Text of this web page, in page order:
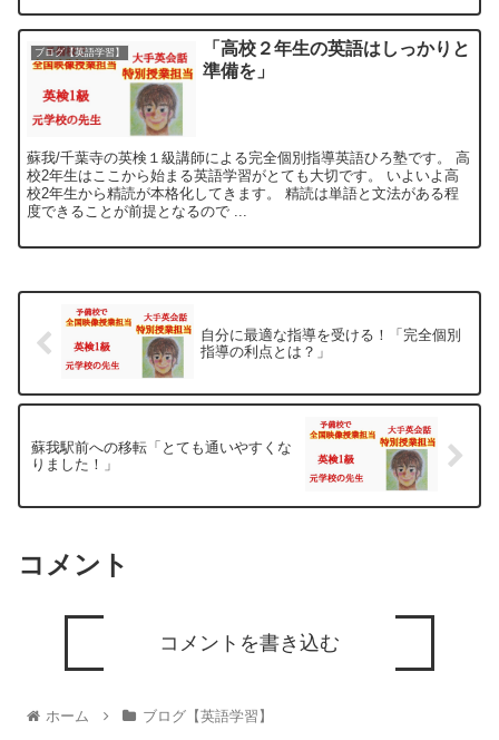
ブログ【英語学習】
「高校２年生の英語はしっかりと
準備を」
蘇我/千葉寺の英検１級講師による完全個別指導英語ひろ塾です。 高
校2年生はここから始まる英語学習がとても大切です。 いよいよ高
校2年生から精読が本格化してきます。 精読は単語と文法がある程
度できることが前提となるので ...
自分に最適な指導を受ける！「完全個別
指導の利点とは？」
蘇我駅前への移転「とても通いやすくな
りました！」
コメント
コメントを書き込む
ホーム ブログ【英語学習】